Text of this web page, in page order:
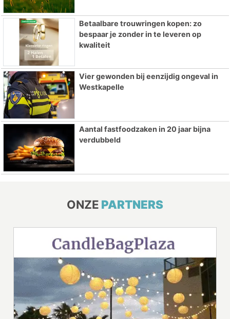
Betaalbare trouwringen kopen: zo
bespaar je zonder in te leveren op
kwaliteit
Vier gewonden bij eenzijdig ongeval in
Westkapelle
Aantal fastfoodzaken in 20 jaar bijna
verdubbeld
ONZE PARTNERS